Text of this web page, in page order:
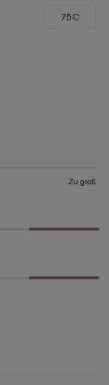
75C
Zu groß